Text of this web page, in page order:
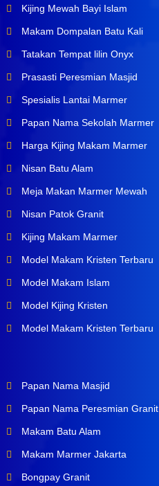
Kijing Mewah Bayi Islam
Makam Dompalan Batu Kali
Tatakan Tempat lilin Onyx
Prasasti Peresmian Masjid
Spesialis Lantai Marmer
Papan Nama Sekolah Marmer
Harga Kijing Makam Marmer
Nisan Batu Alam
Meja Makan Marmer Mewah
Nisan Patok Granit
Kijing Makam Marmer
Model Makam Kristen Terbaru
Model Makam Islam
Model Kijing Kristen
Model Makam Kristen Terbaru
Papan Nama Masjid
Papan Nama Peresmian Granit
Makam Batu Alam
Makam Marmer Jakarta
Bongpay Granit